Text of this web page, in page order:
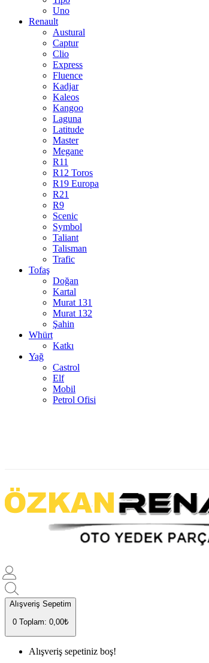
Uno
Renault
Austural
Captur
Clio
Express
Fluence
Kadjar
Kaleos
Kangoo
Laguna
Latitude
Master
Megane
R11
R12 Toros
R19 Europa
R21
R9
Scenic
Symbol
Taliant
Talisman
Trafic
Tofaş
Doğan
Kartal
Murat 131
Murat 132
Şahin
Whürt
Katkı
Yağ
Castrol
Elf
Mobil
Petrol Ofisi
Alışveriş Sepetim
0Toplam: 0,00₺
Alışveriş sepetiniz boş!